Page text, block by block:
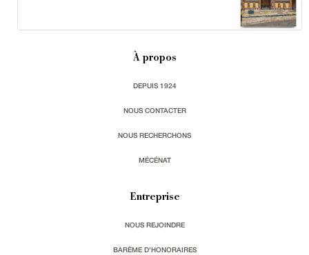
À propos
DEPUIS 1924
NOUS CONTACTER
NOUS RECHERCHONS
MÉCÉNAT
Entreprise
NOUS REJOINDRE
BARÈME D'HONORAIRES